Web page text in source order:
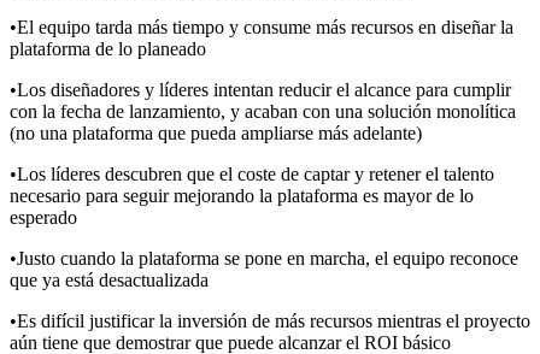
•El equipo tarda más tiempo y consume más recursos en diseñar la
plataforma de lo planeado
•Los diseñadores y líderes intentan reducir el alcance para cumplir
con la fecha de lanzamiento, y acaban con una solución monolítica
(no una plataforma que pueda ampliarse más adelante)
•Los líderes descubren que el coste de captar y retener el talento
necesario para seguir mejorando la plataforma es mayor de lo
esperado
•Justo cuando la plataforma se pone en marcha, el equipo reconoce
que ya está desactualizada
•Es difícil justificar la inversión de más recursos mientras el proyecto
aún tiene que demostrar que puede alcanzar el ROI básico